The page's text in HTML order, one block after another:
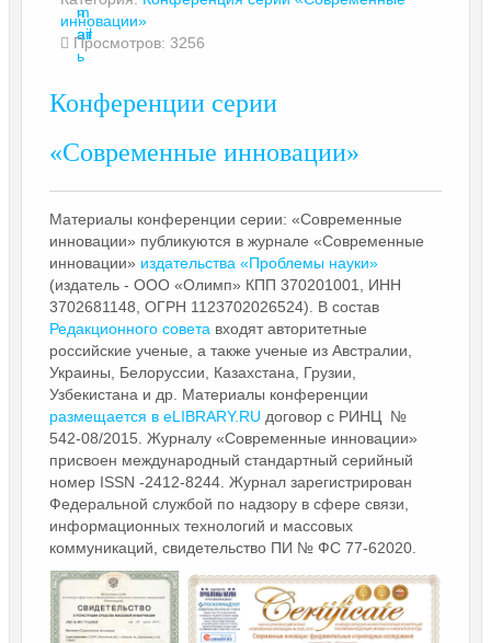
ч
ат
ь
m
ail
инновации»
Просмотров: 3256
Конференции серии
«Современные инновации»
Материалы конференции серии: «Современные
инновации» публикуются в журнале «Современные
инновации» издательства «Проблемы науки»
(издатель - ООО «Олимп» КПП 370201001, ИНН
3702681148, ОГРН 1123702026524). В состав
Редакционного совета входят авторитетные
российские ученые, а также ученые из Австралии,
Украины, Белоруссии, Казахстана, Грузии,
Узбекистана и др. Материалы конференции
размещается в eLIBRARY.RU договор с РИНЦ №
542-08/2015. Журналу «Современные инновации»
присвоен международный стандартный серийный
номер ISSN -2412-8244. Журнал зарегистрирован
Федеральной службой по надзору в сфере связи,
информационных технологий и массовых
коммуникаций, свидетельство ПИ № ФС 77-62020.